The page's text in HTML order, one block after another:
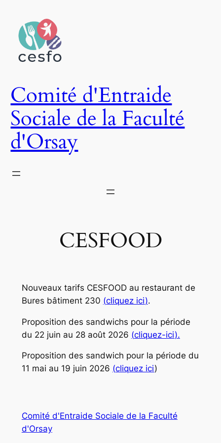
contenu
Comité d'Entraide
Sociale de la Faculté
d'Orsay
CESFOOD
Nouveaux tarifs CESFOOD au restaurant de
Bures bâtiment 230 (cliquez ici).
Proposition des sandwichs pour la période
du 22 juin au 28 août 2026 (cliquez-ici).
Proposition des sandwich pour la période du
11 mai au 19 juin 2026 (cliquez ici)
Comité d'Entraide Sociale de la Faculté
d'Orsay